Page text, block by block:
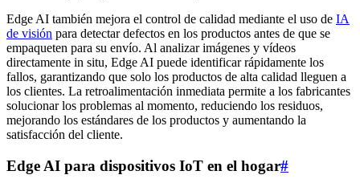
Edge AI también mejora el control de calidad mediante el uso de IA
de visión para detectar defectos en los productos antes de que se
empaqueten para su envío. Al analizar imágenes y vídeos
directamente in situ, Edge AI puede identificar rápidamente los
fallos, garantizando que solo los productos de alta calidad lleguen a
los clientes. La retroalimentación inmediata permite a los fabricantes
solucionar los problemas al momento, reduciendo los residuos,
mejorando los estándares de los productos y aumentando la
satisfacción del cliente.
Edge AI para dispositivos IoT en el hogar#